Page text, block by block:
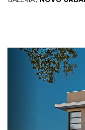
Previous